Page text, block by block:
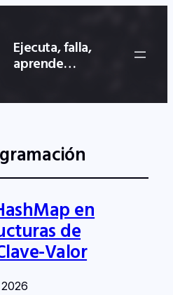
Ejecuta, falla,
aprende…
en
de
Valor